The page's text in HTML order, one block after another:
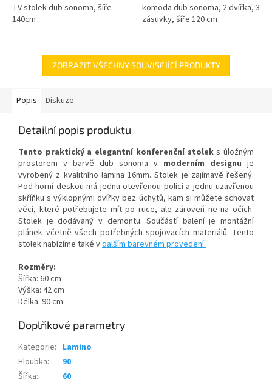
TV stolek dub sonoma, šíře
140cm
komoda dub sonoma, 2 dvířka, 3
zásuvky, šíře 120 cm
ZOBRAZIT VŠECHNY SOUVISEJÍCÍ PRODUKTY
Popis Diskuze
Detailní popis produktu
Tento praktický a elegantní konferenční stoleks úložným
prostorem v barvě dub sonoma v moderním designu je
vyrobený z kvalitního lamina 16mm. Stolek je zajímavě řešený.
Pod horní deskou má jednu otevřenou polici a jednu uzavřenou
skříňku s výklopnými dvířky bez úchytů, kam si můžete schovat
věci, které potřebujete mít po ruce, ale zároveň ne na očích.
Stolek je dodávaný v demontu. Součástí balení je montážní
plánek včetně všech potřebných spojovacích materiálů. Tento
stolek nabízíme také vdalším barevném provedení.
Rozměry:
Šířka: 60 cm
Výška: 42 cm
Délka: 90 cm
Doplňkové parametry
Kategorie: Lamino
Hloubka:
90
Šířka:
60